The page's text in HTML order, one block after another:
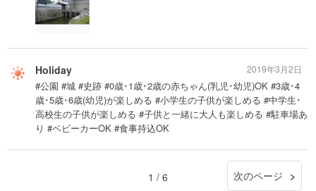
Holiday
#公園 #城 #史跡 #0歳･1歳･2歳の赤ちゃん(乳児･幼児)OK #3歳･4
歳･5歳･6歳(幼児)が楽しめる #小学生の子供が楽しめる #中学生･
高校生の子供が楽しめる #子供と一緒に大人も楽しめる #駐車場あ
り #ベビーカーOK #食事持込OK
2019年3月2日
1 / 6 次のページ